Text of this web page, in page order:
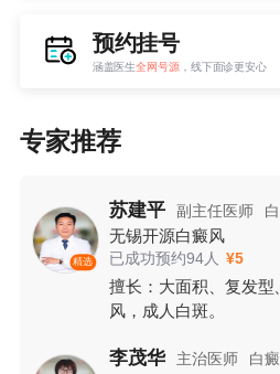
预约挂号
涵盖医生全网号源，线下面诊更安心
专家推荐
精选
苏建平 副主任医师
无锡开源白癜风
已成功预约94人 ¥5
擅长：大面积、复发
风，成人白斑。
李茂华 主治医师 白